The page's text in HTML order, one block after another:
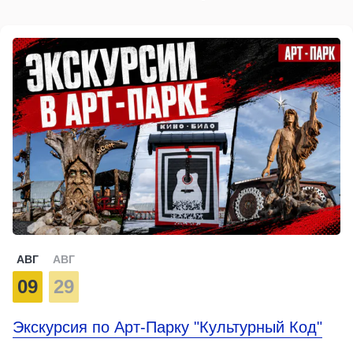
АВГ
09
АВГ
29
Экскурсия по Арт-Парку "Культурный Код"